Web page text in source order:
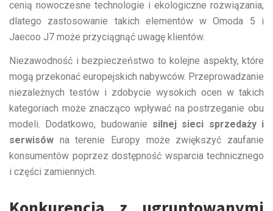
cenią nowoczesne technologie i ekologiczne rozwiązania,
dlatego zastosowanie takich elementów w Omoda 5 i
Jaecoo J7 może przyciągnąć uwagę klientów.
Niezawodność i bezpieczeństwo to kolejne aspekty, które
mogą przekonać europejskich nabywców. Przeprowadzanie
niezależnych testów i zdobycie wysokich ocen w takich
kategoriach może znacząco wpływać na postrzeganie obu
modeli. Dodatkowo, budowanie silnej sieci sprzedaży i
serwisów na terenie Europy może zwiększyć zaufanie
konsumentów poprzez dostępność wsparcia technicznego
i części zamiennych.